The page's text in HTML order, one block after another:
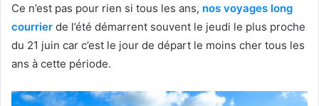
Ce n’est pas pour rien si tous les ans, nos voyages long
courrier de l’été démarrent souvent le jeudi le plus proche
du 21 juin car c’est le jour de départ le moins cher tous les
ans à cette période.